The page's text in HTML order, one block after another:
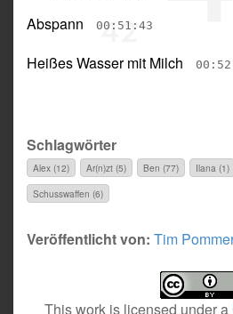
Abspann
00:51:43
Heißes Wasser mit Milch
Schlagwörter
Alex (12) Ar(n)zt (5) Ben (77) Ilana (1)
Schusswaffen (6)
Veröffentlicht von: Tim
This work is licensed under a